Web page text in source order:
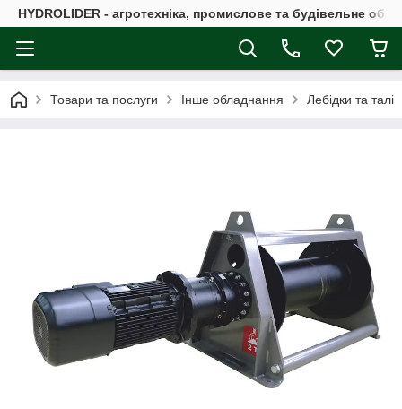
HYDROLIDER - агротехніка, промислове та будівельне
Товари та послуги Інше обладнання Лебідки та талі